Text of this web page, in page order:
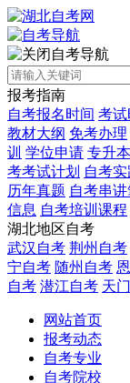
自考导航
报考指南
自考报名时间 考试
教材大纲 免考办理
训 学位申请 专升本
考考试计划 自考
历年真题 自考串
信息 自考培训课程
湖北地区自考
武汉自考 荆州自考
宁自考 随州自考
自考 潜江自考 天
网站首页
报考动态
自考专业
自考院校